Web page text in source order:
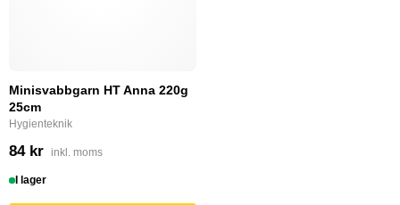
Minisvabbgarn HT Anna 220g
25cm
Hygienteknik
84 kr inkl. moms
I lager